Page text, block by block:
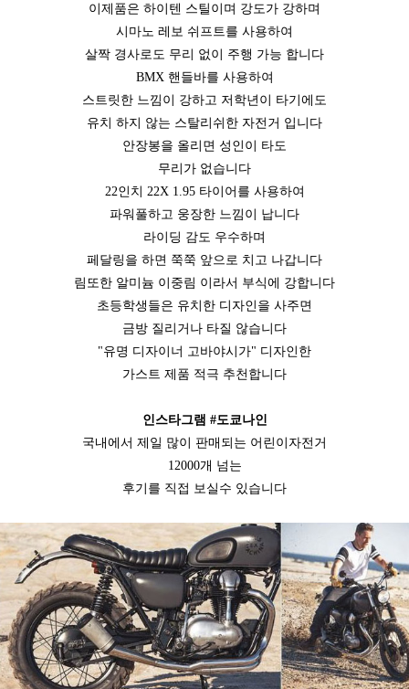
이제품은 하이텐 스틸이며 강도가 강하며
시마노 레보 쉬프트를 사용하여
살짝 경사로도 무리 없이 주행 가능 합니다
BMX 핸들바를 사용하여
스트릿한 느낌이 강하고 저학년이 타기에도
유치 하지 않는 스탈리쉬한 자전거 입니다
안장봉을 올리면 성인이 타도
무리가 없습니다
22인치 22X 1.95 타이어를 사용하여
파워풀하고 웅장한 느낌이 납니다
라이딩 감도 우수하며
페달링을 하면 쭉쭉 앞으로 치고 나갑니다
림또한 알미늄 이중림 이라서 부식에 강합니다
초등학생들은 유치한 디자인을 사주면
금방 질리거나 타질 않습니다
"유명 디자이너 고바야시가" 디자인한
가스트 제품 적극 추천합니다
인스타그램 #도쿄나인
국내에서 제일 많이 판매되는 어린이자전거
12000개 넘는
후기를 직접 보실수 있습니다